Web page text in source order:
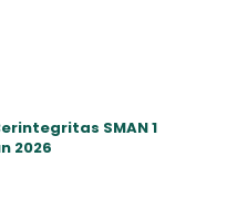
SMAN 1
2026